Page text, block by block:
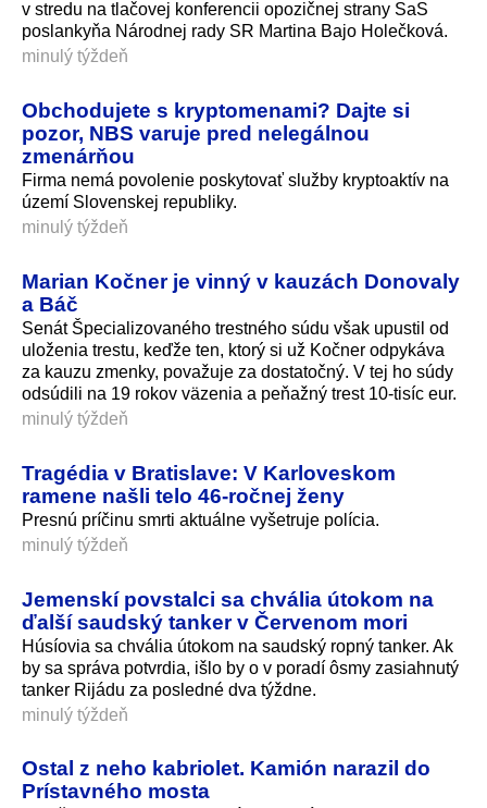
v stredu na tlačovej konferencii opozičnej strany SaS
poslankyňa Národnej rady SR Martina Bajo Holečková.
minulý týždeň
Obchodujete s kryptomenami? Dajte si
pozor, NBS varuje pred nelegálnou
zmenárňou
Firma nemá povolenie poskytovať služby kryptoaktív na
území Slovenskej republiky.
minulý týždeň
Marian Kočner je vinný v kauzách Donovaly
a Báč
Senát Špecializovaného trestného súdu však upustil od
uloženia trestu, keďže ten, ktorý si už Kočner odpykáva
za kauzu zmenky, považuje za dostatočný. V tej ho súdy
odsúdili na 19 rokov väzenia a peňažný trest 10-tisíc eur.
minulý týždeň
Tragédia v Bratislave: V Karloveskom
ramene našli telo 46-ročnej ženy
Presnú príčinu smrti aktuálne vyšetruje polícia.
minulý týždeň
Jemenskí povstalci sa chvália útokom na
ďalší saudský tanker v Červenom mori
Húsíovia sa chvália útokom na saudský ropný tanker. Ak
by sa správa potvrdia, išlo by o v poradí ôsmy zasiahnutý
tanker Rijádu za posledné dva týždne.
minulý týždeň
Ostal z neho kabriolet. Kamión narazil do
Prístavného mosta